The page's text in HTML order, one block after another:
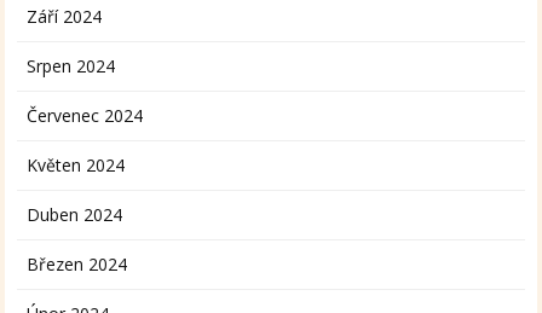
Září 2024
Srpen 2024
Červenec 2024
Květen 2024
Duben 2024
Březen 2024